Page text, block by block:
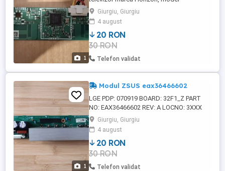
1
58HL7530U B cu display (VES580QNDP-
2D-N42) spart și este funcțională. În țară
trimit contra cost prin curier.
Giurgiu, Giurgiu
4 august
20 RON
30 RON
Telefon validat
1
Modul ZSUS eax36466602
LGE PDP: 070919 BOARD: 32F1_Z PART
NO: EAX36466602 REV: A LOCNO: 3XXX
Placa provine de la un televizor marca LG,
model 32PC51-ZB. În țară trimit contracost
prin curier pentru încă 20 lei în plus.
Giurgiu, Giurgiu
4 august
20 RON
30 RON
Telefon validat